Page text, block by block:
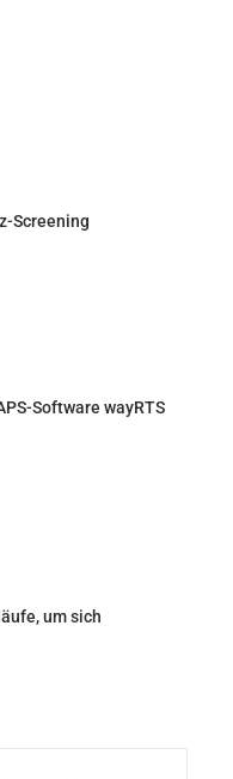
Screening
Software wayRTS
um sich